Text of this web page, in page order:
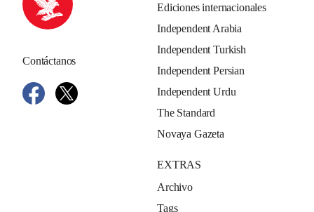
Contáctanos
Ediciones internacionales
Independent Arabia
Independent Turkish
Independent Persian
Independent Urdu
The Standard
Novaya Gazeta
EXTRAS
Archivo
Tags